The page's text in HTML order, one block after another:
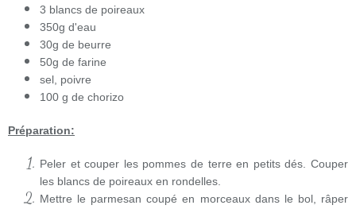
3 blancs de poireaux
350g d'eau
30g de beurre
50g de farine
sel, poivre
100 g de chorizo
Préparation:
Peler et couper les pommes de terre en petits dés. Couper
les blancs de poireaux en rondelles.
Mettre le parmesan coupé en morceaux dans le bol, râper